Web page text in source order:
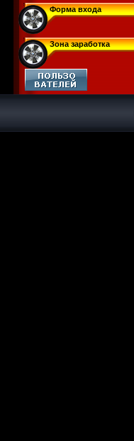
Форма входа
Зона заработка